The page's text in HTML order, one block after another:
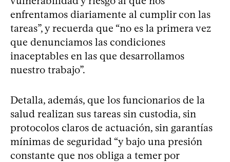
enfrentamos diariamente al cumplir con las
tareas”, y recuerda que “no es la primera vez
que denunciamos las condiciones
inaceptables en las que desarrollamos
nuestro trabajo”.
Detalla, además, que los funcionarios de la
salud realizan sus tareas sin custodia, sin
protocolos claros de actuación, sin garantías
mínimas de seguridad “y bajo una presión
constante que nos obliga a temer por